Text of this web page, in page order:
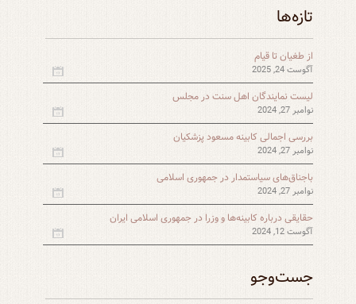
تازه‌ها
از طغیان تا قیام
آگوست 24, 2025
لیست نمایندگان اهل سنت در مجلس
نوامبر 27, 2024
بررسی اجمالی کابینه مسعود پزشکیان
نوامبر 27, 2024
باجناق‌های سیاستمدار در جمهوری اسلامی
نوامبر 27, 2024
حقایقی درباره کابینه‌ها و وزرا در جمهوری اسلامی ایران
آگوست 12, 2024
جست‌و‌جو